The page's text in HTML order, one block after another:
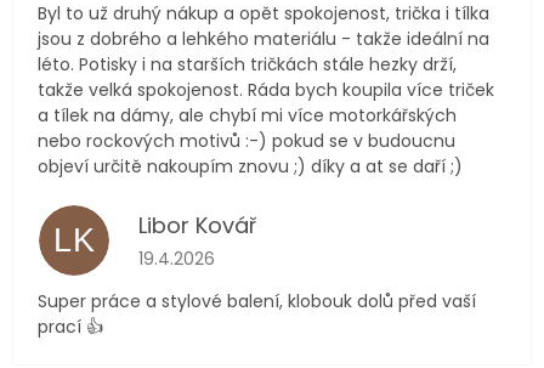
Byl to už druhý nákup a opět spokojenost, trička i tílka
jsou z dobrého a lehkého materiálu - takže ideální na
léto. Potisky i na starších tričkách stále hezky drží,
takže velká spokojenost. Ráda bych koupila více triček
a tílek na dámy, ale chybí mi více motorkářských
nebo rockových motivů :-) pokud se v budoucnu
objeví určitě nakoupím znovu ;) díky a at se daří ;)
LK Libor Kovář
Hodnocení obchodu je 5 z 5 hvězdiček.
19.4.2026
Super práce a stylové balení, klobouk dolů před vaší
prací 👍